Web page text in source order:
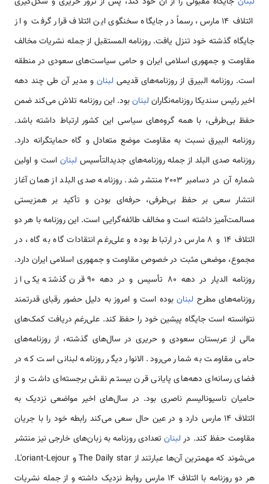
ائتلاف 14 مارس، رسماً در جایگاه سخنگوی این ائتلاف قرار گرفت و از
جایگاه گذشته خود تنزل یافت. روزنامه المستقبل از جمله نشریات مخالف
مقاومت و جمهوری اسلامی ایران و حامی سیاست‌های سعودی در منطقه
است. روزنامه البیرق از روزنامه‌های قدیمی لبنان و مدیر آن طی چند دهه
اخیر رئیس سندیکا روزنامه‌نگارانلبنانبود. این روزنامه تلاش می‌کند ضمن
حفظ بی‌طرفی، با همه گروه‌های سیاسی این کشور ارتباط داشته باشد.
روزنامه البیرق نسبت به مقاومت موضع متعادل و گاه حمایتگرانه دارد.
روزنامه صدی البلد از جمله روزنامه‌های جدیدالتأسیسلبنان است و اولین
شماره آن در دسامبر 2003 منتشر شد. روزنامه صدی البلد از همان آغاز
انتشار سعی بر حفظ بی‌طرفی، حرفه‌ای بودن و تأکید بر همزیستی
مسالمت‌آمیز داشته است و مخالف طائفه‌گرایی است. این روزنامه با هر دو
ائتلاف 14 و 8 مارس در ارتباط بوده و علی‌رغم انتقادات گاه به گاه، در
مجموع، موضعی مثبت در خصوص مقاومت و جمهوری اسلامی ایران دارد.
روزنامه الدیار در دهه 80 تأسیس و در دهه 90 قرن گذشته یکی از
روزنامه‌های مطرح لبنانبوده است و امروز به دلیل حضور رقبای قدرتمند
نتوانسته است جایگاه پیشین خود را حفظ کند. علی‌رغم دریافت کمک‌های
مالی از عربستان سعودی و حریری در سال‌های گذشته، از روزنامه‌های
حامی مقاومت به شمار می‌رود. الانوار دیگر روزنامه لبنانی است که در
فضای رسانه‌ای دهه‌های پایانی قرن بیستم نقش برجسته‌ای داشت و از
حامیان ناسیونالیسم ناصری بود. در سال‌های اخیر مواضعی نزدیک به
ائتلاف 14 مارس دارد و در عین حال سعی می‌کند رابطه خود را با جریان
مقاومت حفظ کند. درلبنانتعدادی روزنامه به زبان‌های خارجی نیز منتشر
می‌شوند که مهمترین آن‌ها عبارتند از The Daily star و L'oriant-Lejour.
هر دو روزنامه با ائتلاف 14 مارس روابط نزدیک داشته و از جمله نشریات